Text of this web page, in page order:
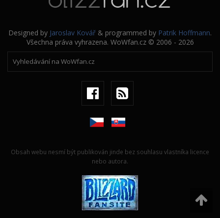
Designed by Jaroslav Kovář & programmed by Patrik Hoffmann.
Všechna práva vyhrazena. WoWfan.cz © 2006 - 2026
Obsah webu nesmí být publikován jinde bez souhlasu vlastníka licence
nebo autora.